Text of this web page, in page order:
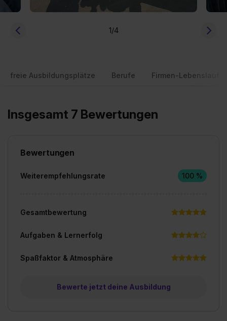
1/4
freie Ausbildungsplätze Berufe Firmen-Lebenslauf
Insgesamt 7 Bewertungen
Bewertungen
Weiterempfehlungsrate 100 %
Gesamtbewertung
Aufgaben & Lernerfolg
Spaßfaktor & Atmosphäre
Bewerte jetzt deine Ausbildung